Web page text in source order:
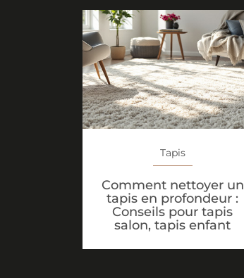
Tapis
Comment nettoyer un
tapis en profondeur :
Conseils pour tapis
salon, tapis enfant